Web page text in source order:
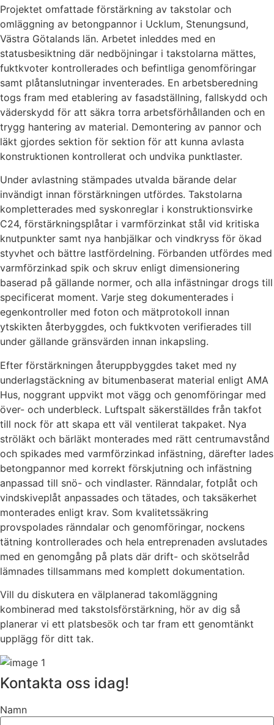
Projektet omfattade förstärkning av takstolar och
omläggning av betongpannor i Ucklum, Stenungsund,
Västra Götalands län. Arbetet inleddes med en
statusbesiktning där nedböjningar i takstolarna mättes,
fuktkvoter kontrollerades och befintliga genomföringar
samt plåtanslutningar inventerades. En arbetsberedning
togs fram med etablering av fasadställning, fallskydd och
väderskydd för att säkra torra arbetsförhållanden och en
trygg hantering av material. Demontering av pannor och
läkt gjordes sektion för sektion för att kunna avlasta
konstruktionen kontrollerat och undvika punktlaster.
Under avlastning stämpades utvalda bärande delar
invändigt innan förstärkningen utfördes. Takstolarna
kompletterades med syskonreglar i konstruktionsvirke
C24, förstärkningsplåtar i varmförzinkat stål vid kritiska
knutpunkter samt nya hanbjälkar och vindkryss för ökad
styvhet och bättre lastfördelning. Förbanden utfördes med
varmförzinkad spik och skruv enligt dimensionering
baserad på gällande normer, och alla infästningar drogs till
specificerat moment. Varje steg dokumenterades i
egenkontroller med foton och mätprotokoll innan
ytskikten återbyggdes, och fuktkvoten verifierades till
under gällande gränsvärden innan inkapsling.
Efter förstärkningen återuppbyggdes taket med ny
underlagstäckning av bitumenbaserat material enligt AMA
Hus, noggrant uppvikt mot vägg och genomföringar med
över- och underbleck. Luftspalt säkerställdes från takfot
till nock för att skapa ett väl ventilerat takpaket. Nya
ströläkt och bärläkt monterades med rätt centrumavstånd
och spikades med varmförzinkad infästning, därefter lades
betongpannor med korrekt förskjutning och infästning
anpassad till snö- och vindlaster. Ränndalar, fotplåt och
vindskiveplåt anpassades och tätades, och taksäkerhet
monterades enligt krav. Som kvalitetssäkring
provspolades ränndalar och genomföringar, nockens
tätning kontrollerades och hela entreprenaden avslutades
med en genomgång på plats där drift- och skötselråd
lämnades tillsammans med komplett dokumentation.
Vill du diskutera en välplanerad takomläggning
kombinerad med takstolsförstärkning, hör av dig så
planerar vi ett platsbesök och tar fram ett genomtänkt
upplägg för ditt tak.
Kontakta oss idag!
Namn